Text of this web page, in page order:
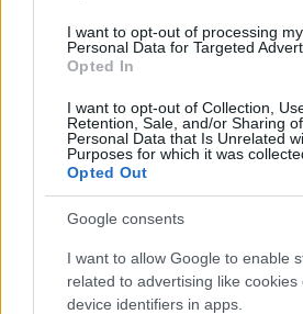
I want to opt-out of processing my
Personal Data for Targeted
Opted In
I want to opt-out of Collection,
Retention, Sale, and/or Sharing
Personal Data that Is Unrelated
Purposes for which it was
Opted Out
Google consents
I want to allow Google to enable
related to advertising like cookies
device identifiers in apps.
Non serve più
Liliana Segre
diFrancesco Teodori
29 Gennaio 2024, 8:26